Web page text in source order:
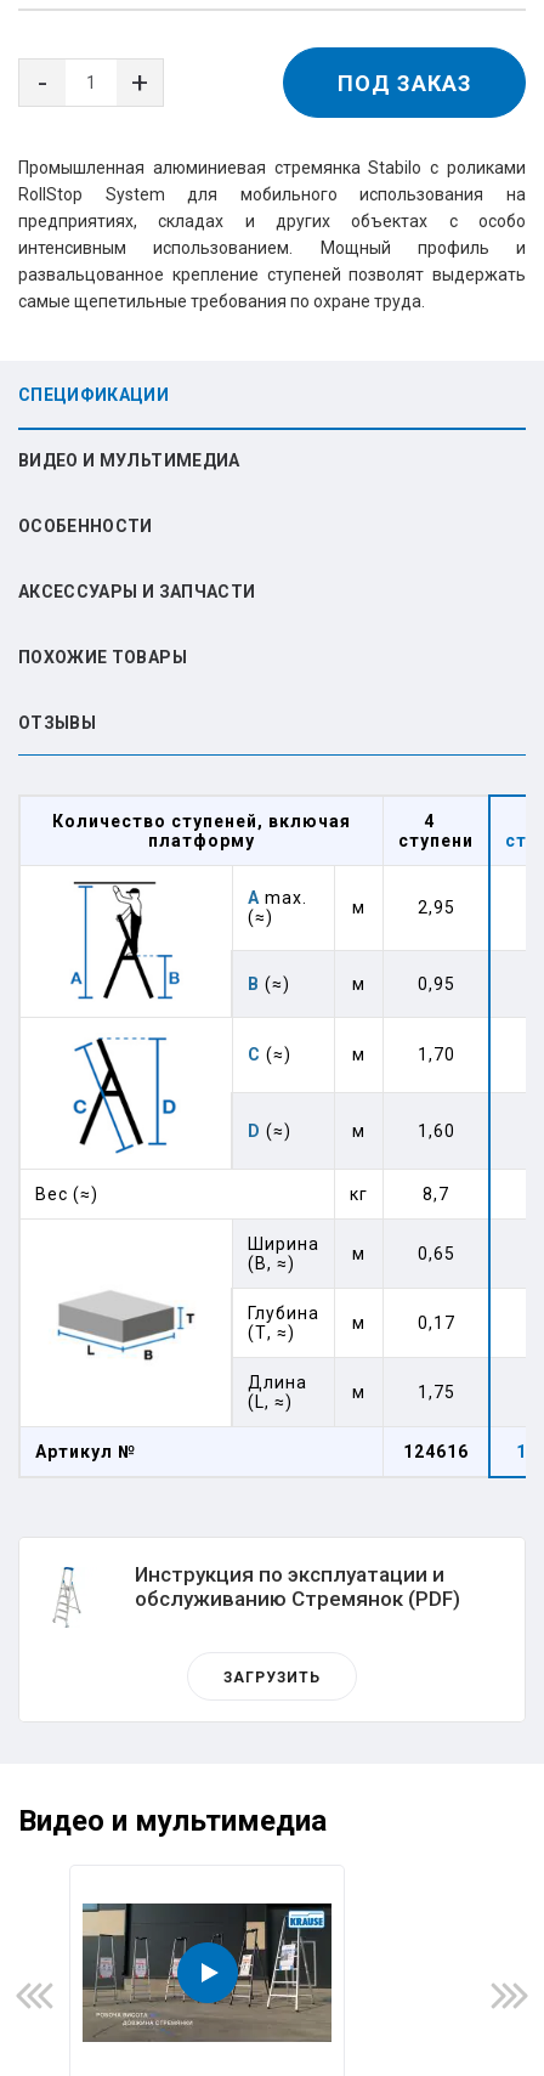
Промышленная алюминиевая стремянка Stabilo с роликами
RollStop System для мобильного использования на
предприятиях, складах и других объектах с особо
интенсивным использованием. Мощный профиль и
развальцованное крепление ступеней позволят выдержать
самые щепетильные требования по охране труда.
ПОД ЗАКАЗ
СПЕЦИФИКАЦИИ
ВИДЕО И МУЛЬТИМЕДИА
ОСОБЕННОСТИ
АКСЕССУАРЫ И ЗАПЧАСТИ
ПОХОЖИЕ ТОВАРЫ
ОТЗЫВЫ
Артикул № 124616
Количество ступеней, включая
платформу
4
ступени
А max.
(≈)
м 2,95
В (≈) м 0,95
C (≈) м 1,70
D (≈) м 1,60
Вес (≈) кг 8,7
Ширина
(В, ≈)
м 0,65
Глубина
(Т, ≈)
м 0,17
Длина
(L, ≈)
м 1,75
Инструкция по эксплуатации и
обслуживанию Стремянок (PDF)
ЗАГРУЗИТЬ
Видео и мультимедиа